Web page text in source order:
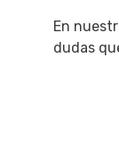
En
dudas